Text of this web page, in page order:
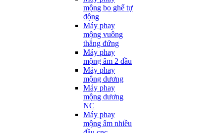
mộng bọ ghế tự
động
Máy phay
mộng vuông
thẳng đứng
Máy phay
mộng âm 2 đầu
Máy phay
mộng dương
Máy phay
mộng dương
NC
Máy phay
mộng âm nhiều